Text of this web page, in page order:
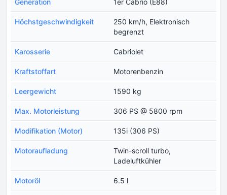
Höchstgeschwindigkeit
250 km/h, Elektronisch
begrenzt
Karosserie Cabriolet
Kraftstoffart Motorenbenzin
Leergewicht 1590 kg
Max. Motorleistung 306 PS @ 5800 rpm
Modifikation (Motor) 135i (306 PS)
Motoraufladung
Twin-scroll turbo,
Ladeluftkühler
Motoröl 6.5 l